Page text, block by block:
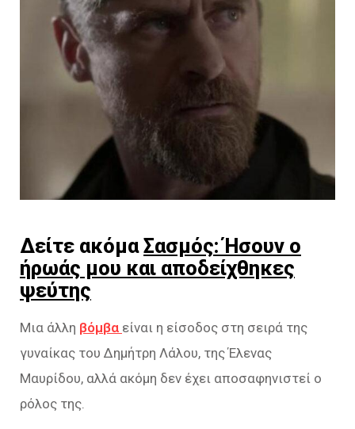
Δείτε ακόμαΣασμός: Ήσουν ο
ήρωάς μου και αποδείχθηκες
ψεύτης
Μια άλλη βόμβα είναι η είσοδος στη σειρά της
γυναίκας του Δημήτρη Λάλου, της Έλενας
Μαυρίδου, αλλά ακόμη δεν έχει αποσαφηνιστεί ο
ρόλος της.